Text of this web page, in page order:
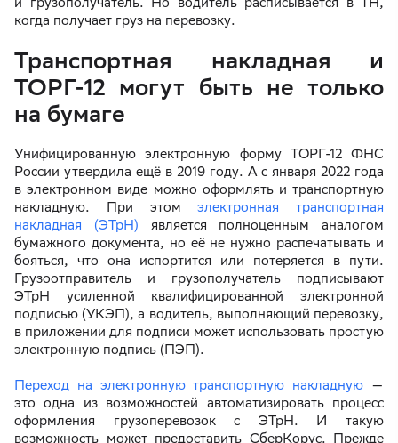
когда получает груз на перевозку.
Транспортная накладная и
ТОРГ-12 могут быть не только
на бумаге
Унифицированную электронную форму ТОРГ-12 ФНС
России утвердила ещё в 2019 году. А с января 2022 года
в электронном виде можно оформлять и транспортную
накладную. При этомэлектронная транспортная
накладная (ЭТрН) является полноценным аналогом
бумажного документа, но её не нужно распечатывать и
бояться, что она испортится или потеряется в пути.
Грузоотправитель и грузополучатель подписывают
ЭТрН усиленной квалифицированной электронной
подписью (УКЭП), а водитель, выполняющий перевозку,
в приложении для подписи может использовать простую
электронную подпись (ПЭП).
Переход на электронную транспортную накладную —
это одна из возможностей автоматизировать процесс
оформления грузоперевозок с ЭТрН. И такую
возможность может предоставить СберКорус. Прежде